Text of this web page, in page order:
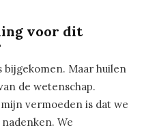
voor dit
bijgekomen. Maar huilen
de wetenschap.
vermoeden is dat we
We